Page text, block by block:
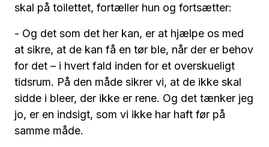
skal på toilettet, fortæller hun og fortsætter:
- Og det som det her kan, er at hjælpe os med
at sikre, at de kan få en tør ble, når der er behov
for det – i hvert fald inden for et overskueligt
tidsrum. På den måde sikrer vi, at de ikke skal
sidde i bleer, der ikke er rene. Og det tænker jeg
jo, er en indsigt, som vi ikke har haft før på
samme måde.